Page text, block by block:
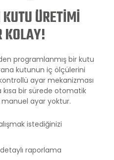
ÜRETİMİ
KOLAY!
programlanmış bir kutu
kutunun iç ölçülerini
ayar mekanizması
bir sürede otomatik
manuel ayar yoktur.
istediğinizi
raporlama